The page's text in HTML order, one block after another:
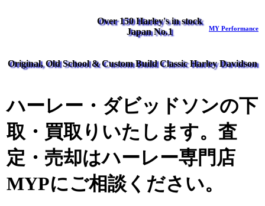
Over 150 Harley's in stock
Japan No.1
MY Performance
Original, Old School & Custom Build Classic Harley Davidson
ハーレー・ダビッドソンの下
取・買取りいたします。査
定・売却はハーレー専門店
MYPにご相談ください。